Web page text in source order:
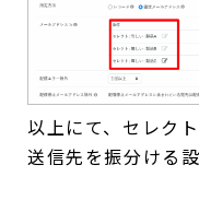
以上にて、セレク
送信先を振分ける